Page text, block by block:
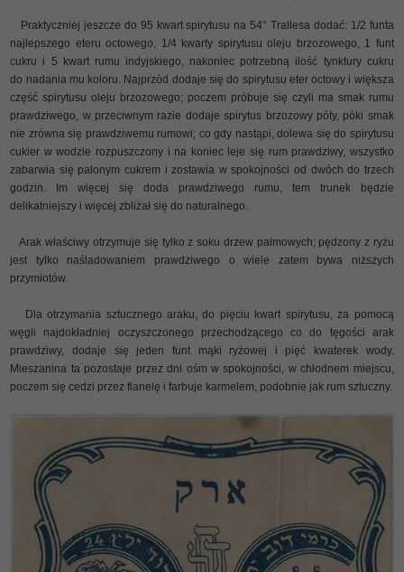
Praktyczniej jeszcze do 95 kwart spirytusu na 54° Trallesa dodać: 1/2 funta
najlepszego eteru octowego, 1/4 kwarty spirytusu oleju brzozowego, 1 funt
cukru i 5 kwart rumu indyjskiego, nakoniec potrzebną ilość tynktury cukru
do nadania mu koloru. Najprzód dodaje się do spirytusu eter octowy i większa
część spirytusu oleju brzozowego; poczem próbuje się czyli ma smak rumu
prawdziwego, w przeciwnym razie dodaje spirytus brzozowy póty, póki smak
nie zrówna się prawdziwemu rumowi; co gdy nastąpi, dolewa się do spirytusu
cukier w wodzie rozpuszczony i na koniec leje się rum prawdziwy, wszystko
zabarwia się palonym cukrem i zostawia w spokojności od dwóch do trzech
godzin. Im więcej się doda prawdziwego rumu, tem trunek będzie
delikatniejszy i więcej zbliżał się do naturalnego.
Arak właściwy otrzymuje się tylko z soku drzew palmowych; pędzony z ryżu
jest tylko naśladowaniem prawdziwego o wiele zatem bywa niższych
przymiotów.
Dla otrzymania sztucznego araku, do pięciu kwart spirytusu, za pomocą
węgli najdokładniej oczyszczonego przechodzącego co do tęgości arak
prawdziwy, dodaje się jeden funt mąki ryżowej i pięć kwaterek wody.
Mieszanina ta pozostaje przez dni ośm w spokojności, w chłodnem miejscu,
poczem się cedzi przez flanelę i farbuje karmelem, podobnie jak rum sztuczny.